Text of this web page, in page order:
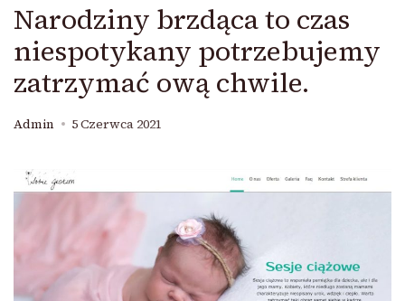
Narodziny brzdąca to czas
niespotykany potrzebujemy
zatrzymać ową chwile.
Admin 5 Czerwca 2021